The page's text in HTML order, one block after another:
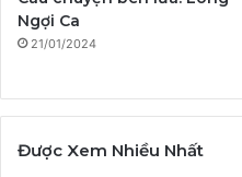
Ngợi Ca
21/01/2024
Được Xem Nhiều Nhất